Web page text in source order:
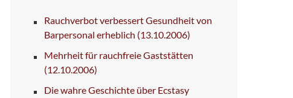
Rauchverbot verbessert Gesundheit von
Barpersonal erheblich (13.10.2006)
Mehrheit für rauchfreie Gaststätten
(12.10.2006)
Die wahre Geschichte über Ecstasy